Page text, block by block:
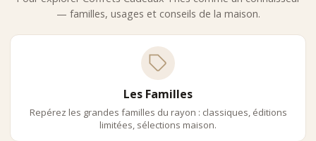
— familles, usages et conseils de la maison.
Les Familles
Repérez les grandes familles du rayon : classiques, éditions
limitées, sélections maison.